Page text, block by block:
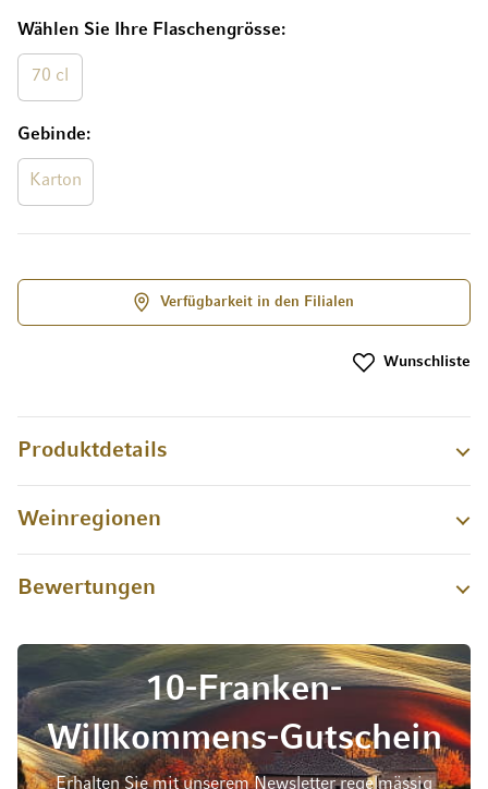
Wählen Sie Ihre Flaschengrösse
70 cl
Gebinde
Karton
Verfügbarkeit in den Filialen
Wunschliste
Produktdetails
Weinregionen
Bewertungen
10-Franken-
Willkommens-Gutschein
Erhalten Sie mit unserem Newsletter regelmässig